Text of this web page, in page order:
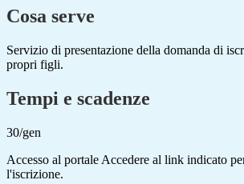
Cosa serve
Servizio di presentazione della domanda di
propri figli.
Tempi e scadenze
30/gen
Accesso al portale Accedere al link indicato
l'iscrizione.